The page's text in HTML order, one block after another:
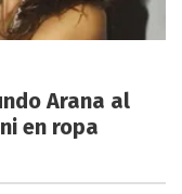
Arana al
en ropa